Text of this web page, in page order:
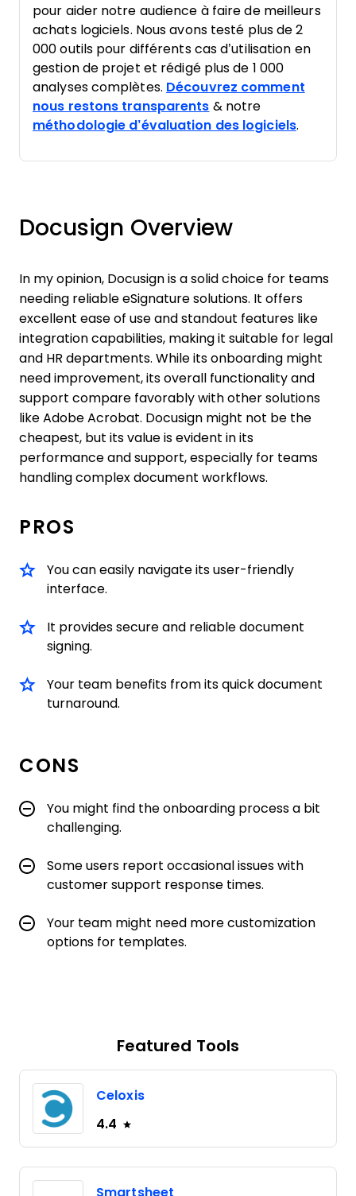
pour aider notre audience à faire de meilleurs
achats logiciels. Nous avons testé plus de 2
000 outils pour différents cas d’utilisation en
gestion de projet et rédigé plus de 1 000
analyses complètes. Découvrez comment
nous restons transparents & notre
méthodologie d’évaluation des logiciels.
Docusign Overview
In my opinion, Docusign is a solid choice for teams
needing reliable eSignature solutions. It offers
excellent ease of use and standout features like
integration capabilities, making it suitable for legal
and HR departments. While its onboarding might
need improvement, its overall functionality and
support compare favorably with other solutions
like Adobe Acrobat. Docusign might not be the
cheapest, but its value is evident in its
performance and support, especially for teams
handling complex document workflows.
PROS
You can easily navigate its user-friendly
interface.
It provides secure and reliable document
signing.
Your team benefits from its quick document
turnaround.
CONS
You might find the onboarding process a bit
challenging.
Some users report occasional issues with
customer support response times.
Your team might need more customization
options for templates.
Featured Tools
Celoxis
4.4
Smartsheet